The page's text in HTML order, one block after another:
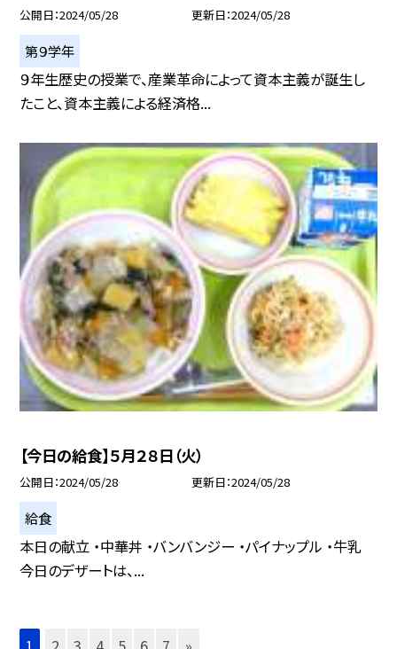
公開日 2024/05/28 更新日 2024/05/28
第９学年
９年生歴史の授業で、産業革命によって資本主義が誕生し
たこと、資本主義による経済格...
【今日の給食】５月２８日（火）
公開日 2024/05/28 更新日 2024/05/28
給食
本日の献立 ・中華丼 ・バンバンジー ・パイナップル ・牛乳
今日のデザートは、...